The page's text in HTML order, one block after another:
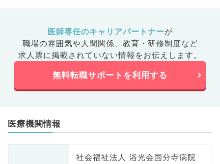
医師専任のキャリアパートナーが
職場の雰囲気や人間関係、 教育・研修制度など
求人票に掲載されていない情報をお伝えします。
無料転職サポートを利用する
医療機関情報
社会福祉法人 浴光会国分寺病院